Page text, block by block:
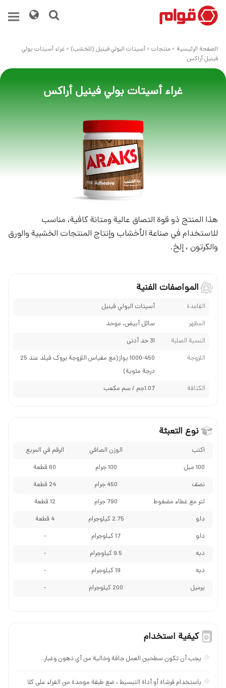
الصفحة الرئيسية » منتجات » أسيتات البولي فينيل (للخشب) » غراء أسيتات بولي
فينيل أراكس
غراء أسيتات بولي فينيل أراكس
هذا المنتج ذو قوة التصاق عالية ومتانة كافية، مناسب
للاستخدام في صناعة الأخشاب وإنتاج المنتجات الخشبية والورق
والكرتون ، إلخ.
المواصفات الفنية
القاعدة
أسيتات البولي فينيل
المظهر
سائل أبیض، موحد
النسبة الصلبة
31 حد أدنی
اللزوجة
1000-450 بواز(مع مقياس اللزوجة بروک فیلد عند 25
درجة مئوية)
الكثافة
1.07جم / سم مكعب
نوع التعبئة
اكتب الوزن الصافي
الرقم في المربع
100 میل
100 جرام
60 قطعة
نصف
450 جرام
24 قطعة
لتر مع غطاء مضغوط
790 جرام
12 قطعة
دلو
2.75 کیلوجرام
4 قطعة
دلو
17 کیلوجرام
-
دبه
9.5 کیلوجرام
-
دبه
19 کیلوجرام
-
برمیل
200 کیلوجرام -
كيفية استخدام
يجب أن تكون سطحین العمل جافة وخالية من أي دهون وغبار.
باستخدام فرشاة أو أداة التبسیط ، ضع طبقة موحدة من الغراء على كلا